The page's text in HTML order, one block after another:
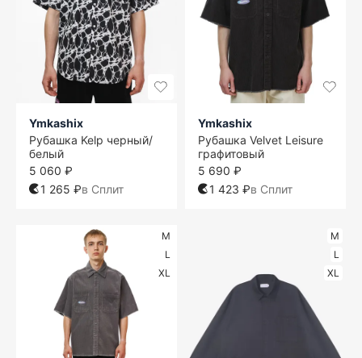
Ymkashix
Рубашка Kelp черный/
белый
5 060 ₽
1 265 ₽в Сплит
Ymkashix
Рубашка Velvet Leisure
графитовый
5 690 ₽
1 423 ₽в Сплит
M
L
XL
M
L
XL